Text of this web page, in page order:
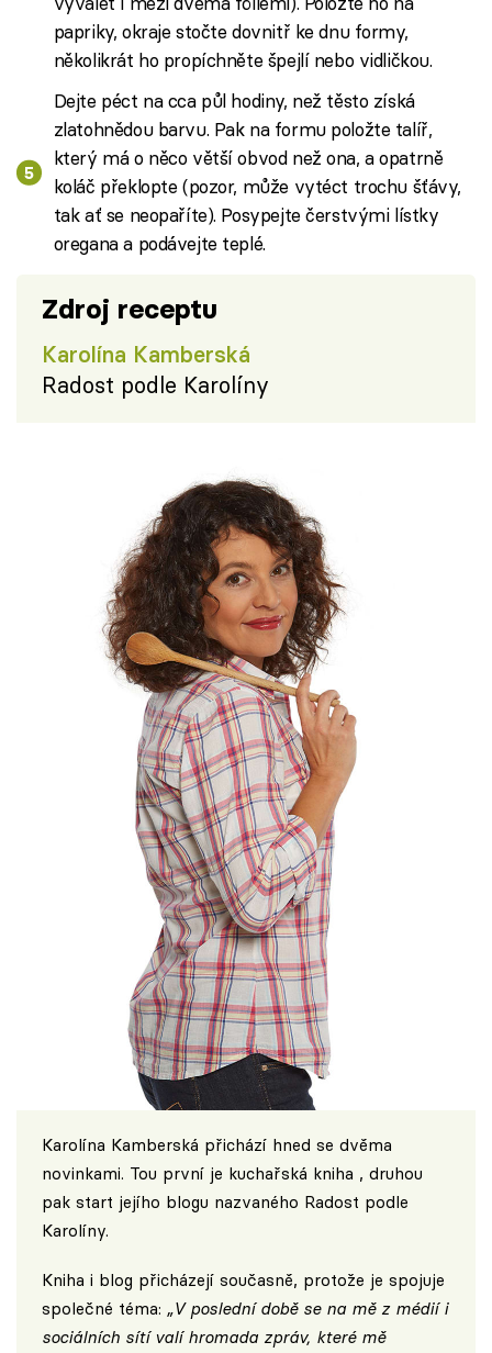
papriky, okraje stočte dovnitř ke dnu formy,
několikrát ho propíchněte špejlí nebo vidličkou.
Dejte péct na cca půl hodiny, než těsto získá
zlatohnědou barvu. Pak na formu položte talíř,
který má o něco větší obvod než ona, a opatrně
koláč překlopte (pozor, může vytéct trochu šťávy,
tak ať se neopaříte). Posypejte čerstvými lístky
oregana a podávejte teplé.
Zdroj receptu
Karolína Kamberská
Radost podle Karolíny
Karolína Kamberská přichází hned se dvěma
novinkami. Tou první je kuchařská kniha , druhou
pak start jejího blogu nazvaného Radost podle
Karolíny.
Kniha i blog přicházejí současně, protože je spojuje
společné téma: „V poslední době se na mě z médií i
sociálních sítí valí hromada zpráv, které mě